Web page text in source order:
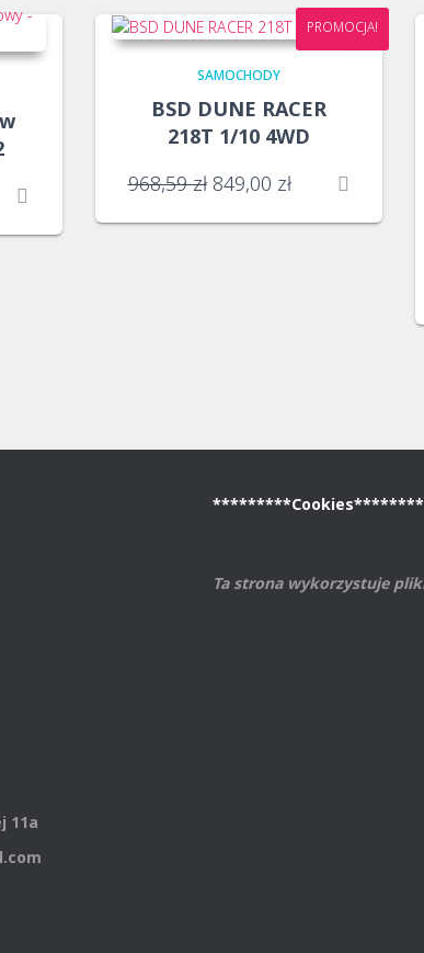
od
do
PROMOCJA!
SAMOCHODY
BSD DUNE RACER
218T 1/10 4WD
968,59zł Pierwotna
wynosiła:
849,00 złAktualna
wynosi:
11a
Ta strona wykorzystuje